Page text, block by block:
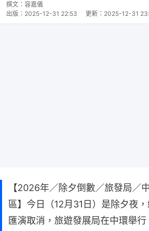
撰文： 容嘉儀
出版： 2025-12-31 22:53 更新： 2025-12-31
【2026年／除夕倒數／旅發局／
區】今日（12月31日）是除夕夜
匯演取消，旅遊發展局在中環舉